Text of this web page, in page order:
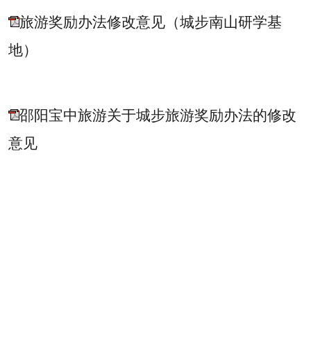
旅游奖励办法修改意见（城步南山研学基
地）
邵阳宝中旅游关于城步旅游奖励办法的修改
意见